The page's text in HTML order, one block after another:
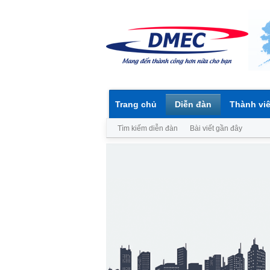
Trang chủ Diễn đàn
Tìm kiếm diễn đàn Bài viết gần đây
Thành